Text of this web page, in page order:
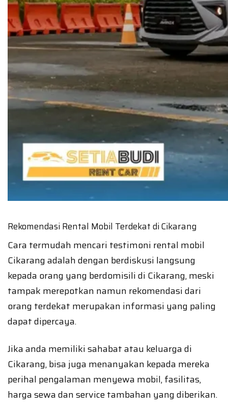
Rekomendasi Rental Mobil Terdekat di Cikarang
Cara termudah mencari testimoni rental mobil
Cikarang adalah dengan berdiskusi langsung
kepada orang yang berdomisili di Cikarang, meski
tampak merepotkan namun rekomendasi dari
orang terdekat merupakan informasi yang paling
dapat dipercaya.
Jika anda memiliki sahabat atau keluarga di
Cikarang, bisa juga menanyakan kepada mereka
perihal pengalaman menyewa mobil, fasilitas,
harga sewa dan service tambahan yang diberikan.